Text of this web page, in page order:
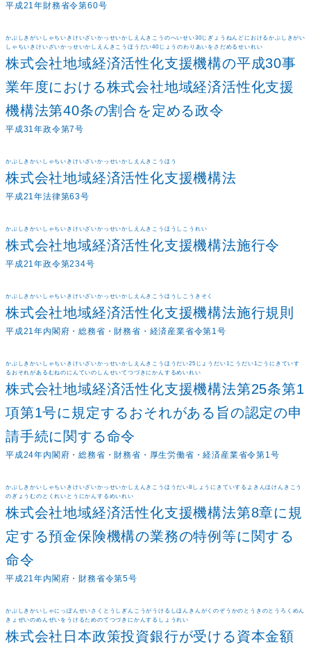
平成21年財務省令第60号
かぶしきがいしゃちいきけいざいかっせいかしえんきこうのへいせい30じぎょうねんどにおけるかぶしきがい
しゃちいきけいざいかっせいかしえんきこうほうだい40じょうのわりあいをさだめるせいれい
株式会社地域経済活性化支援機構の平成30事
業年度における株式会社地域経済活性化支援
機構法第40条の割合を定める政令
平成31年政令第7号
かぶしきかいしゃちいきけいざいかっせいかしえんきこうほう
株式会社地域経済活性化支援機構法
平成21年法律第63号
かぶしきかいしゃちいきけいざいかっせいかしえんきこうほうしこうれい
株式会社地域経済活性化支援機構法施行令
平成21年政令第234号
かぶしきかいしゃちいきけいざいかっせいかしえんきこうほうしこうきそく
株式会社地域経済活性化支援機構法施行規則
平成21年内閣府・総務省・財務省・経済産業省令第1号
かぶしきかいしゃちいきけいざいかっせいかしえんきこうほうだい25じょうだい1こうだい1ごうにきていす
るおそれがあるむねのにんていのしんせいてつづきにかんするめいれい
株式会社地域経済活性化支援機構法第25条第1
項第1号に規定するおそれがある旨の認定の申
請手続に関する命令
平成24年内閣府・総務省・財務省・厚生労働省・経済産業省令第1号
かぶしきかいしゃちいきけいざいかっせいかしえんきこうほうだい8しょうにきていするよきんほけんきこう
のぎょうむのとくれいとうにかんするめいれい
株式会社地域経済活性化支援機構法第8章に規
定する預金保険機構の業務の特例等に関する
命令
平成21年内閣府・財務省令第5号
かぶしきかいしゃにっぽんせいさくとうしぎんこうがうけるしほんきんがくのぞうかのとうきのとうろくめん
きょぜいのめんぜいをうけるためのてつづきにかんするしょうれい
株式会社日本政策投資銀行が受ける資本金額